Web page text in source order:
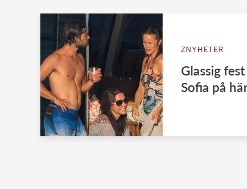
ZNYHETER
Glassig
Sofia på